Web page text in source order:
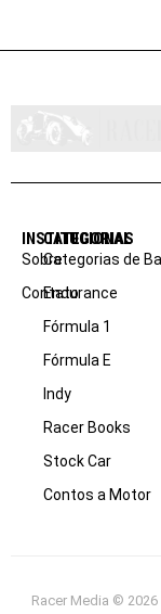
INSTITUCIONAL
Sobre
Contato
CATEGORIAS
Categorias de
Endurance
Fórmula 1
Fórmula E
Indy
Racer Books
Stock Car
Contos a Motor
Racer Media ©